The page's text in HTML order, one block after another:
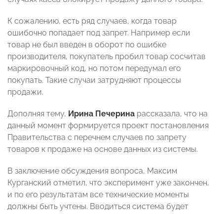
К сожалению, есть ряд случаев, когда товар
ошибочно попадает под запрет. Например если
товар не был введен в оборот по ошибке
производителя, покупатель пробил товар сосчитав
маркировочный код, но потом передумал его
покупать. Такие случаи затрудняют процессы
продажи.
Дополняя тему, Ирина Печерина рассказала, что на
данный момент формируется проект постановления
Правительства с перечнем случаев по запрету
товаров к продаже на основе данных из системы.
В заключение обсуждения вопроса, Максим
Курганский отметил, что эксперимент уже закончен,
и по его результатам все технические моменты
должны быть учтены. Вводиться система будет